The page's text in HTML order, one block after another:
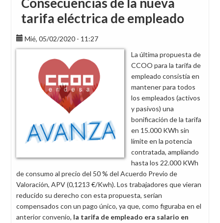
tarifa eléctrica de empleado
Mié, 05/02/2020 - 11:27
La última propuesta de
CCOO para la tarifa de
empleado consistía en
mantener para todos
los empleados (activos
y pasivos) una
bonificación de la tarifa
en 15.000 KWh sin
límite en la potencia
contratada, ampliando
hasta los 22.000 KWh
de consumo al precio del 50 % del Acuerdo Previo de
Valoración, APV (0,1213 €/Kwh). Los trabajadores que vieran
reducido su derecho con esta propuesta, serían
compensados con un pago único, ya que, como figuraba en el
anterior convenio, la tarifa de empleado era salario en